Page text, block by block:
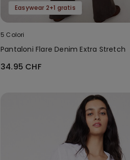
Easywear 2+1 gratis
5 Colori
Pantaloni Flare Denim Extra Stretch
34.95 CHF